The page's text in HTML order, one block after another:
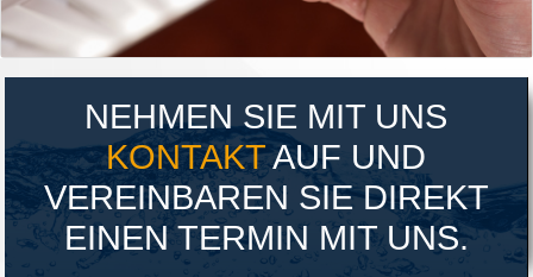
NEHMEN SIE MIT UNS
KONTAKTAUF UND
VEREINBAREN SIE DIREKT
EINEN TERMIN MIT UNS.